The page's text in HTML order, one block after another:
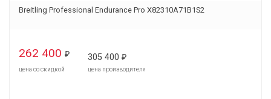
Breitling Professional Endurance Pro X82310A71B1S2
262 400 ₽
цена со скидкой
305 400 ₽
цена производителя